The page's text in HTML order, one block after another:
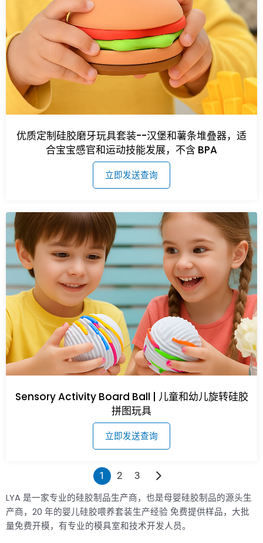
优质定制硅胶磨牙玩具套装--汉堡和薯条堆叠器，适
合宝宝感官和运动技能发展，不含 BPA
立即发送查询
Sensory Activity Board Ball | 儿童和幼儿旋转硅胶
拼图玩具
立即发送查询
1 2
3
LYA 是一家专业的硅胶制品生产商，也是母婴硅胶制品的源头生
产商，20 年的婴儿硅胶喂养套装生产经验 免费提供样品，大批
量免费开模，有专业的模具室和技术开发人员。